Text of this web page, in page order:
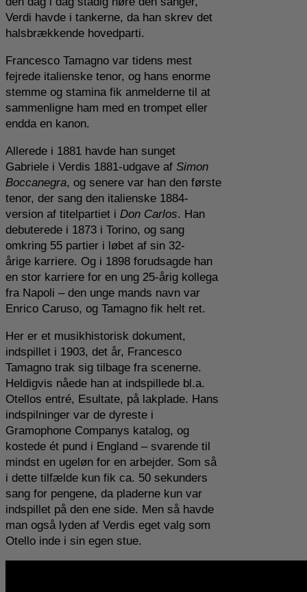
Verdi havde i tankerne, da han skrev det
halsbrækkende hovedparti.
Francesco Tamagno var tidens mest
fejrede italienske tenor, og hans enorme
stemme og stamina fik anmelderne til at
sammenligne ham med en trompet eller
endda en kanon.
Allerede i 1881 havde han sunget
Gabriele i Verdis 1881-udgave af Simon
Boccanegra, og senere var han den første
tenor, der sang den italienske 1884-
version af titelpartiet i Don Carlos. Han
debuterede i 1873 i Torino, og sang
omkring 55 partier i løbet af sin 32-
årige karriere. Og i 1898 forudsagde han
en stor karriere for en ung 25-årig kollega
fra Napoli – den unge mands navn var
Enrico Caruso, og Tamagno fik helt ret.
Her er et musikhistorisk dokument,
indspillet i 1903, det år, Francesco
Tamagno trak sig tilbage fra scenerne.
Heldigvis nåede han at indspillede bl.a.
Otellos entré, Esultate, på lakplade. Hans
indspilninger var de dyreste i
Gramophone Companys katalog, og
kostede ét pund i England – svarende til
mindst en ugeløn for en arbejder. Som så
i dette tilfælde kun fik ca. 50 sekunders
sang for pengene, da pladerne kun var
indspillet på den ene side. Men så havde
man også lyden af Verdis eget valg som
Otello inde i sin egen stue.